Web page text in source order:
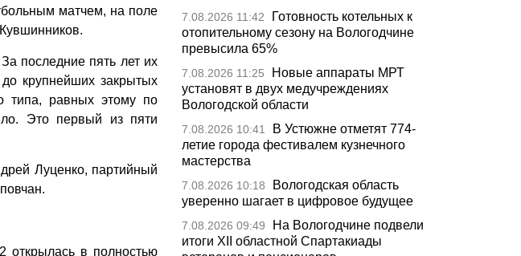
матчем, на поле
последние пять лет их
крупнейших закрытых
типа, равных этому по
Это первый из пяти
Луценко, партийный
открылась в полностью
7.08.2026 11:42
Готовность котельных к
отопительному сезону на Вологодчине
превысила 65%
7.08.2026 11:25
Новые аппараты МРТ
установят в двух медучреждениях
Вологодской области
7.08.2026 10:41
В Устюжне отметят 774-
летие города фестивалем кузнечного
мастерства
7.08.2026 10:18
Вологодская область
уверенно шагает в цифровое будущее
7.08.2026 09:49
На Вологодчине подвели
итоги XII областной Спартакиады